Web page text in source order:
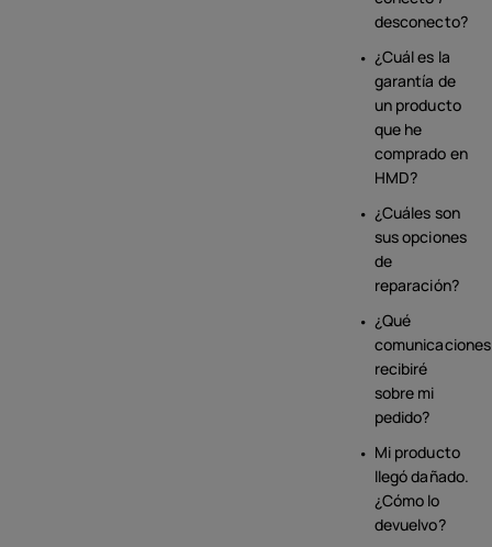
desconecto?
¿Cuál es la
garantía de
un producto
que he
comprado en
HMD?
¿Cuáles son
sus opciones
de
reparación?
¿Qué
comunicaciones
recibiré
sobre mi
pedido?
Mi producto
llegó dañado.
¿Cómo lo
devuelvo?